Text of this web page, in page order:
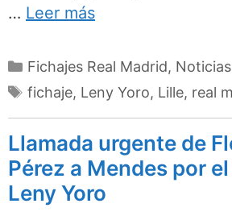
… Leer más
Categorías
Fichajes Real Madrid,
Etiquetas
fichaje, Leny Yoro, Lille, real
Llamada urgente de
Pérez a Mendes por
Leny Yoro